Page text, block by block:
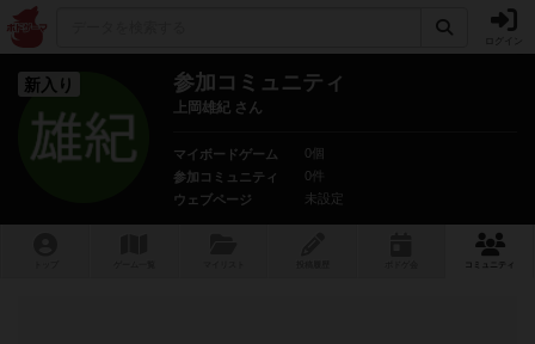
新入り 参加コミュニティ
上岡雄紀 さん
マイボードゲーム
0個
参加コミュニティ
0件
ウェブページ
未設定
コミュニティ